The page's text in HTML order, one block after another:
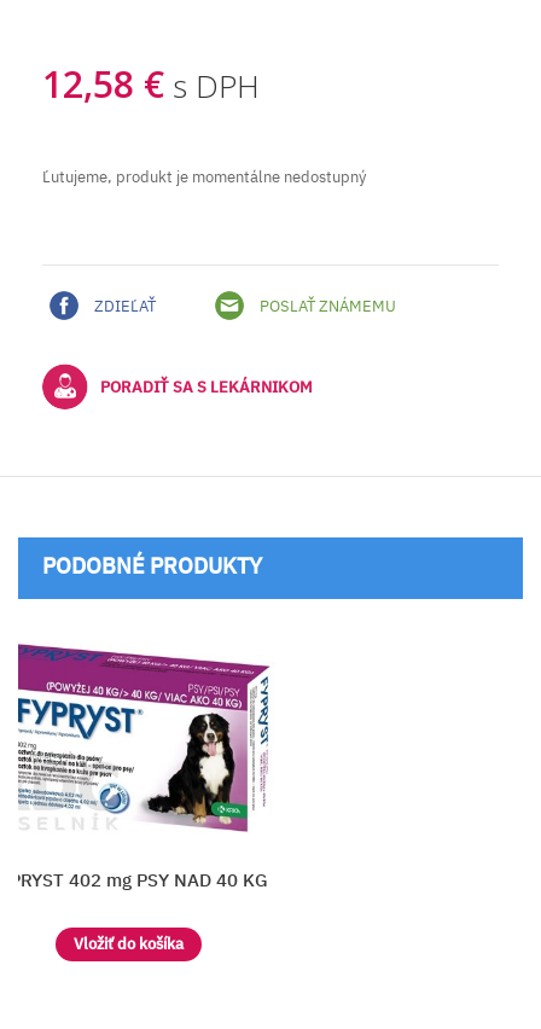
12,58 € s DPH
Ľutujeme, produkt je momentálne nedostupný
ZDIEĽAŤ POSLAŤ ZNÁMEMU
PORADIŤ SA S LEKÁRNIKOM
PODOBNÉ PRODUKTY
402 mg PSY NAD 40 KG
Vložiť do košíka